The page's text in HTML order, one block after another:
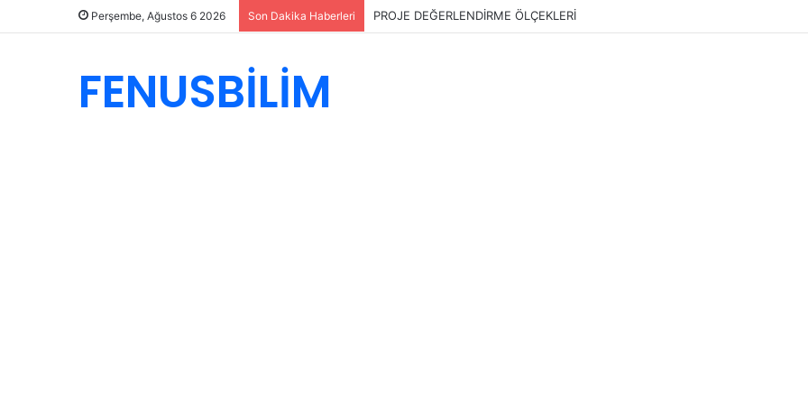
Perşembe, Ağustos 6 2026 Son Dakika Haberleri PROJE DEĞERLENDİRME ÖLÇEKLERİ
FENUSBİLİM